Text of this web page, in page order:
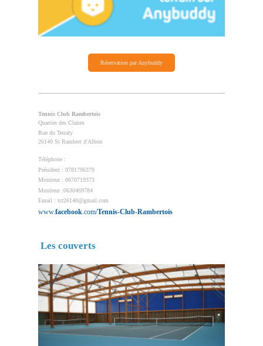
Réservation par Anybuddy
Tennis Club Rambertois
Quartier des Claires
Rue du Terraly
26140 St Rambert d'Albon
Téléphone :
Président : 0781796379
Moniteur : 0670719373
Moniteur :0630469784
Email : tcr26140@gmail.com
www.facebook .com/Tennis-Club-Rambertois
Les couverts